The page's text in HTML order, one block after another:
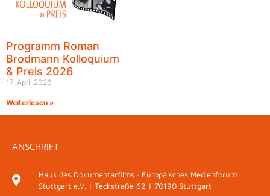
Programm Roman
Brodmann Kolloquium
& Preis 2026
17. April 2026
Weiterlesen »
ANSCHRIFT
Haus des Dokumentarfilms · Europäisches Medienforum
Stuttgart e.V. | Teckstraße 62 | 70190 Stuttgart